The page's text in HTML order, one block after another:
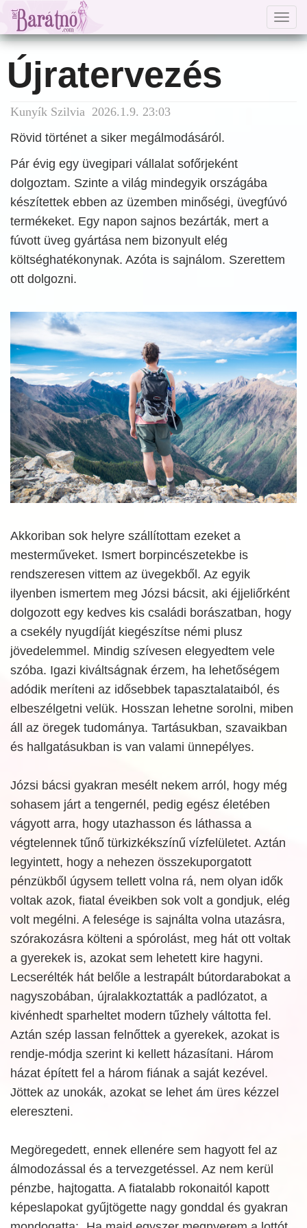
Újratervezés
Kunyík Szilvia 2026.1.9. 23:03
Rövid történet a siker megálmodásáról.
Pár évig egy üvegipari vállalat sofőrjeként
dolgoztam. Szinte a világ mindegyik országába
készítettek ebben az üzemben minőségi, üvegfúvó
termékeket. Egy napon sajnos bezárták, mert a
fúvott üveg gyártása nem bizonyult elég
költséghatékonynak. Azóta is sajnálom. Szerettem
ott dolgozni.
Akkoriban sok helyre szállítottam ezeket a
mesterműveket. Ismert borpincészetekbe is
rendszeresen vittem az üvegekből. Az egyik
ilyenben ismertem meg Józsi bácsit, aki éjjeliőrként
dolgozott egy kedves kis családi borászatban, hogy
a csekély nyugdíját kiegészítse némi plusz
jövedelemmel. Mindig szívesen elegyedtem vele
szóba. Igazi kiváltságnak érzem, ha lehetőségem
adódik meríteni az idősebbek tapasztalataiból, és
elbeszélgetni velük. Hosszan lehetne sorolni, miben
áll az öregek tudománya. Tartásukban, szavaikban
és hallgatásukban is van valami ünnepélyes.
Józsi bácsi gyakran mesélt nekem arról, hogy még
sohasem járt a tengernél, pedig egész életében
vágyott arra, hogy utazhasson és láthassa a
végtelennek tűnő türkizkékszínű vízfelületet. Aztán
legyintett, hogy a nehezen összekuporgatott
pénzükből úgysem tellett volna rá, nem olyan idők
voltak azok, fiatal éveikben sok volt a gondjuk, elég
volt megélni. A felesége is sajnálta volna utazásra,
szórakozásra költeni a spórolást, meg hát ott voltak
a gyerekek is, azokat sem lehetett kire hagyni.
Lecserélték hát belőle a lestrapált bútordarabokat a
nagyszobában, újralakkoztatták a padlózatot, a
kivénhedt sparheltet modern tűzhely váltotta fel.
Aztán szép lassan felnőttek a gyerekek, azokat is
rendje-módja szerint ki kellett házasítani. Három
házat épített fel a három fiának a saját kezével.
Jöttek az unokák, azokat se lehet ám üres kézzel
elereszteni.
Megöregedett, ennek ellenére sem hagyott fel az
álmodozással és a tervezgetéssel. Az nem kerül
pénzbe, hajtogatta. A fiatalabb rokonaitól kapott
képeslapokat gyűjtögette nagy gonddal és gyakran